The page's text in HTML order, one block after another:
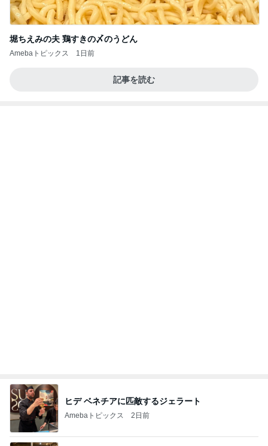
堀ちえみの夫 鶏すきの〆のうどん
Amebaトピックス 1日前
記事を読む
ヒデ ベネチアに匹敵するジェラート
Amebaトピックス 2日前